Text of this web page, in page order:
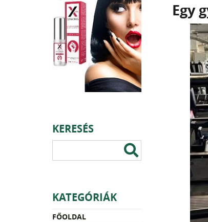
KERESÉS
KATEGÓRIÁK
FŐOLDAL
Egy